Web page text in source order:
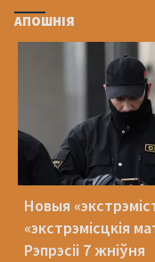
АПОШНІЯ
Новыя
«экстрэмісцкія
Рэпрэсіі 7 жніўня